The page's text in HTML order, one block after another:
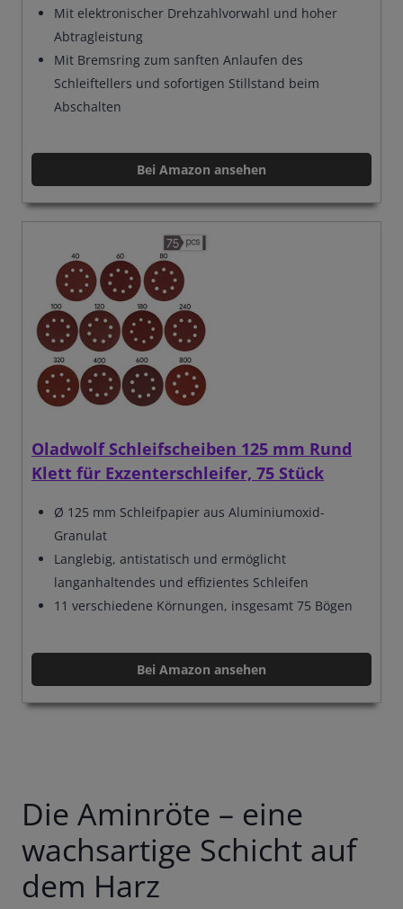
Mit elektronischer Drehzahlvorwahl und hoher
Abtragleistung
Mit Bremsring zum sanften Anlaufen des
Schleiftellers und sofortigen Stillstand beim
Abschalten
Bei Amazon ansehen
Oladwolf Schleifscheiben 125 mm Rund
Klett für Exzenterschleifer, 75 Stück
Ø 125 mm Schleifpapier aus Aluminiumoxid-
Granulat
Langlebig, antistatisch und ermöglicht
langanhaltendes und effizientes Schleifen
11 verschiedene Körnungen, insgesamt 75 Bögen
Bei Amazon ansehen
Die Aminröte – eine
wachsartige Schicht auf
dem Harz